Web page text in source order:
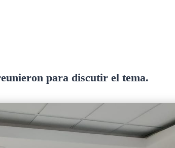
para discutir el tema.